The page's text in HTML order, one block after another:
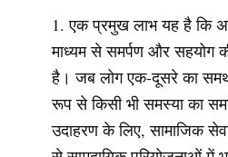
एक प्रमुख लाभ यह है कि
माध्यम से समर्पण और सहयोग
है। जब लोग एक-दूसरे का
रूप से किसी भी समस्या का
उदाहरण के लिए, सामाजिक